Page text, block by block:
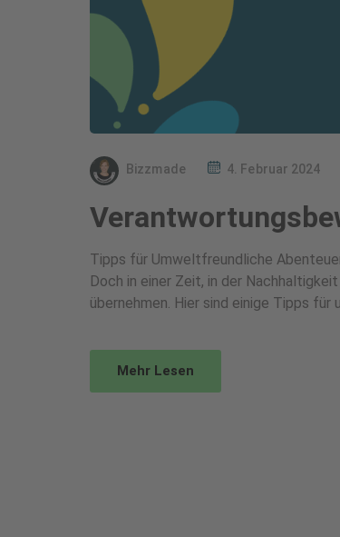
Bizzmade 4. Februar 2024
Tipps für Umweltfreundliche
Doch in einer Zeit, in der
übernehmen. Hier sind einige Tipps für
Mehr Lesen